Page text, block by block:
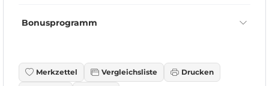
Bonusprogramm
Merkzettel Vergleichsliste Drucken